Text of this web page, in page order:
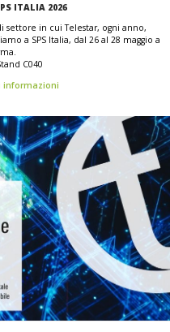
ITALIA 2026
settore in cui Telestar, ogni anno,
a SPS Italia, dal 26 al 28 maggio a
C040
informazioni